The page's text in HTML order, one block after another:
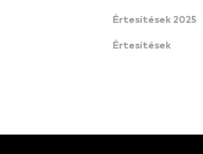
Értesítések 2025
Értesítések